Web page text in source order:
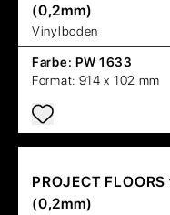
(0,2mm)
Vinylboden
Farbe: PW 1633
Format: 914 x 102 mm
PROJECT FLOORS
(0,2mm)